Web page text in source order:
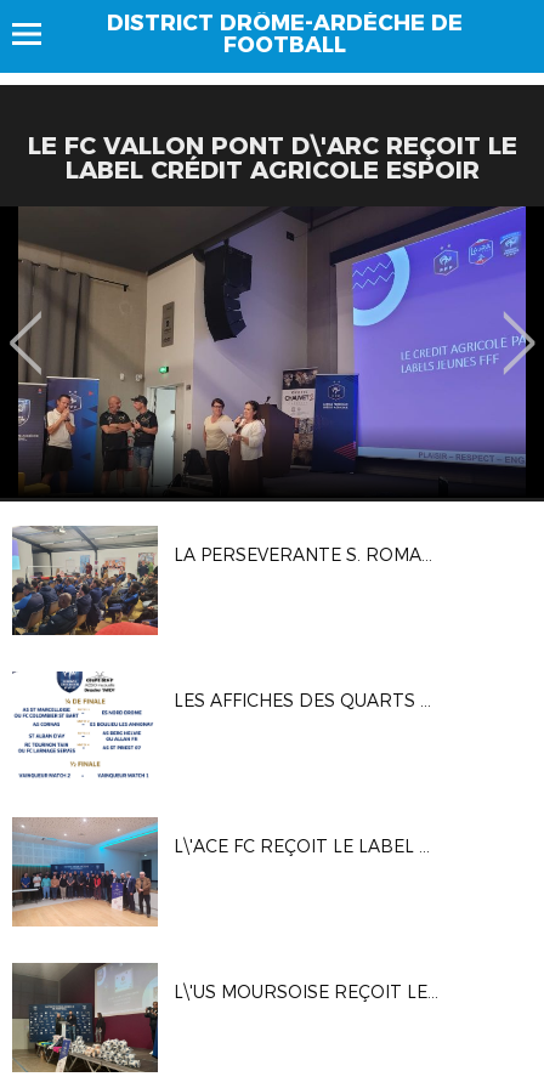
DISTRICT DRÔME-ARDÈCHE DE
FOOTBALL
LE FC VALLON PONT D\'ARC REÇOIT LE
LABEL CRÉDIT AGRICOLE ESPOIR
LA PERSEVERANTE S. ROMANAISE REÇOIT LE LABEL CRÉDIT AGRICOLE ESPOIR
LES AFFICHES DES QUARTS ET DES DEMI-FINALES DES COUPES DRÔME ARDÈCHE 2025-2026
L\'ACE FC REÇOIT LE LABEL CRÉDIT AGRICOLE ESPOIR
L\'US MOURSOISE REÇOIT LE LABEL CRÉDIT AGRICOLE ESPOIR